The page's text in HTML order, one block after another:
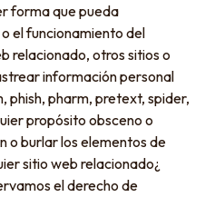
forma que pueda
el funcionamiento del
relacionado, otros sitios o
información personal
phish, pharm, pretext, spider,
propósito obsceno o
o burlar los elementos de
sitio web relacionado¿
el derecho de